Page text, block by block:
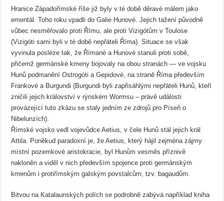
Hranice Západořímské říše již byly v té době děravé málem jako
ementál. Toho roku vpadli do Galie Hunové. Jejich tažení původně
vůbec nesměřovalo proti Římu, ale proti Vizigótům v Toulose
(Vizigóti sami byli v té době nepřáteli Říma). Situace se však
vyvinula posléze tak, že Římané a Hunové stanuli proti sobě,
přičemž germánské kmeny bojovaly na obou stranách — ve vojsku
Hunů podmanění Ostrogóti a Gepidové, na straně Říma především
Frankové a Burgundi (Burgundi byli zapřisáhlými nepřáteli Hunů, kteří
zničili jejich království v rýnském Wormsu – právě události
provázející tuto zkázu se staly jedním ze zdrojů pro Píseň o
Nibelunzích).
Římské vojsko vedl vojevůdce Aetius, v čele Hunů stál jejich král
Attila. Poněkud paradoxní je, že Aetius, který hájil zejména zájmy
místní pozemkové aristokracie, byl Hunům vesměs příznivě
nakloněn a viděl v nich především spojence proti germánským
kmenům i protiřímským galským povstalcům, tzv. bagaudům.
Bitvou na Katalaunských polích se podrobně zabývá například kniha